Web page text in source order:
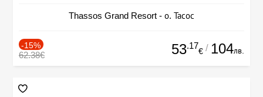
Thassos Grand Resort - о. Тасос
-15%
62.38€ 53.17
€ / 104лв.